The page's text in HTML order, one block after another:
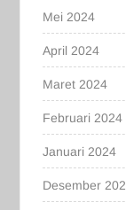
Mei 2024
April 2024
Maret 2024
Februari 2024
Januari 2024
Desember